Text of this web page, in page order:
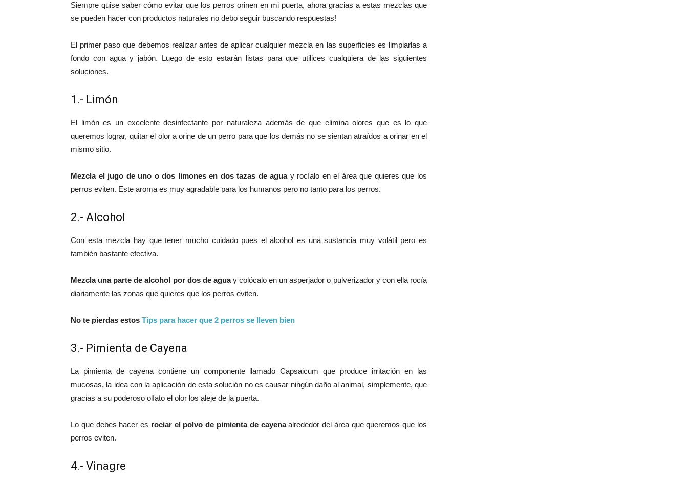
Siempre quise saber cómo evitar que los perros orinen en mi puerta, ahora gracias a estas mezclas que
se pueden hacer con productos naturales no debo seguir buscando respuestas!
El primer paso que debemos realizar antes de aplicar cualquier mezcla en las superficies es limpiarlas a
fondo con agua y jabón. Luego de esto estarán listas para que utilices cualquiera de las siguientes
soluciones.
1.- Limón
El limón es un excelente desinfectante por naturaleza además de que elimina olores que es lo que
queremos lograr, quitar el olor a orine de un perro para que los demás no se sientan atraídos a orinar en el
mismo sitio.
Mezcla el jugo de uno o dos limones en dos tazas de aguay rocíalo en el área que quieres que los
perros eviten. Este aroma es muy agradable para los humanos pero no tanto para los perros.
2.- Alcohol
Con esta mezcla hay que tener mucho cuidado pues el alcohol es una sustancia muy volátil pero es
también bastante efectiva.
Mezcla una parte de alcohol por dos de aguay colócalo en un asperjador o pulverizador y con ella rocía
diariamente las zonas que quieres que los perros eviten.
No te pierdas estos Tips para hacer que 2 perros se lleven bien
3.- Pimienta de Cayena
La pimienta de cayena contiene un componente llamado Capsaicum que produce irritación en las
mucosas, la idea con la aplicación de esta solución no es causar ningún daño al animal, simplemente, que
gracias a su poderoso olfato el olor los aleje de la puerta.
Lo que debes hacer es rociar el polvo de pimienta de cayenaalrededor del área que queremos que los
perros eviten.
4.- Vinagre